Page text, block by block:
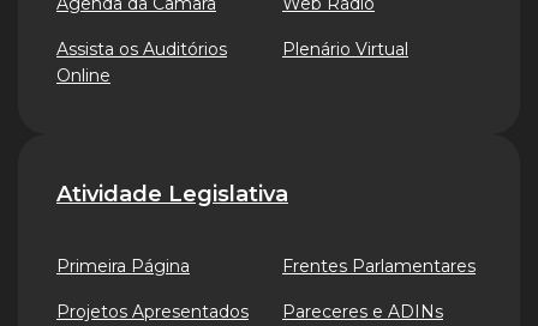
Assista os Auditórios
Online
Plenário Virtual
Atividade Legislativa
Primeira Página
Projetos Apresentados
Frentes Parlamentares
Pareceres e ADINs